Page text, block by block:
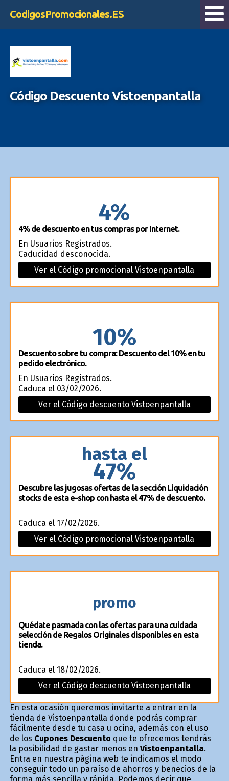
CodigosPromocionales.ES
Código Descuento Vistoenpantalla
4%
4% de descuento en tus compras por Internet.
En Usuarios Registrados.
Caducidad desconocida.
Ver el Código promocional Vistoenpantalla
10%
Descuento sobre tu compra: Descuento del 10% en tu
pedido electrónico.
En Usuarios Registrados.
Caduca el 03/02/2026.
Ver el Código descuento Vistoenpantalla
hasta el
47%
Descubre las jugosas ofertas de la sección Liquidación
stocks de esta e-shop con hasta el 47% de descuento.
Caduca el 17/02/2026.
Ver el Código promocional Vistoenpantalla
promo
Quédate pasmada con las ofertas para una cuidada
selección de Regalos Originales disponibles en esta
tienda.
Caduca el 18/02/2026.
Ver el Código descuento Vistoenpantalla
En esta ocasión queremos invitarte a entrar en la
tienda de Vistoenpantalla donde podrás comprar
fácilmente desde tu casa u oficina, además con el uso
de los Cupones Descuento que te ofrecemos tendrás
la posibilidad de gastar menos en Vistoenpantalla.
Entra en nuestra página web te indicamos el modo
conseguir todo un paraíso de ahorros y beneficios de la